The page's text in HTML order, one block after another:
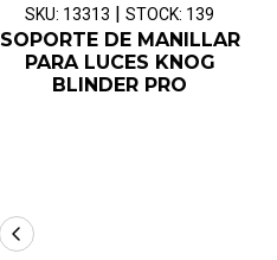
SKU: 13313 | STOCK: 139
SOPORTE DE MANILLAR
PARA LUCES KNOG
BLINDER PRO